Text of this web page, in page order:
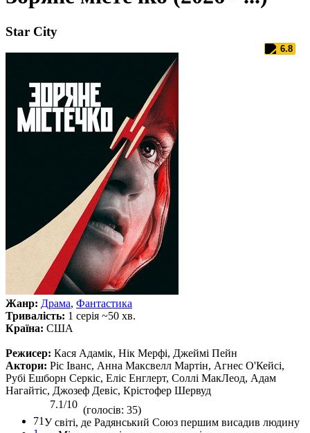
Star City
6.8
Жанр: Драма, Фантастика
Тривалість: 1 серія ~50 хв.
Країна: США
Режисер: Кася Адамік, Нік Мерфі, Джеймі Пейн
Актори: Ріс Іванс, Анна Максвелл Мартін, Агнес О'Кейсі,
Рубі Ешборн Серкіс, Еліс Енглерт, Соллі МакЛеод, Адам
Нагайтіс, Джозеф Девіс, Крістофер Шервуд
71
7.1/10 (голосів: 35)
У світі, де Радянський Союз першим висадив людину